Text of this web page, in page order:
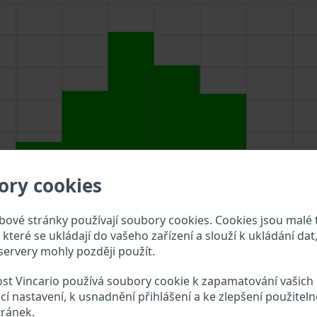
cookies
stránky používají soubory cookies. Cookies jsou malé
se ukládají do vašeho zařízení a slouží k ukládání
mohly později použít.
Vincario používá soubory cookie k zapamatování vašich
nastavení, k usnadnění přihlášení a ke zlepšení
VIN do vyhledávacího pole výše a překontrolujte,